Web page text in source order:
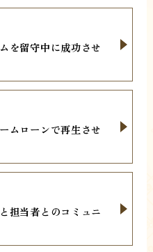
を留守中に成功させ
ムローンで再生させ
担当者とのコミュニ